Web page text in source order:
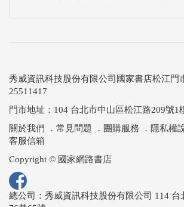
秀威資訊科技股份有限公司國家書店松江
25511417
門市地址：104 台北市中山區松江路209號1
關於我們
． 常見問題 ． 團購服務 ． 隱私權
客服信箱
Copyright © 國家網路書店
總公司：秀威資訊科技股份有限公司 114 台